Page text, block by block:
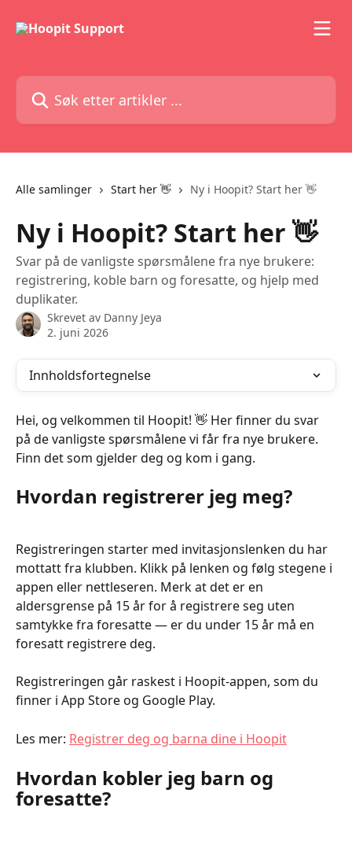
Søk etter artikler ...
Alle samlinger Start her 👋 Ny i Hoopit? Start her 👋
Ny i Hoopit? Start her 👋
Svar på de vanligste spørsmålene fra nye brukere:
registrering, koble barn og foresatte, og hjelp med
duplikater.
Skrevet av Danny Jeya
2. juni 2026
Innholdsfortegnelse
Hei, og velkommen til Hoopit! 👋 Her finner du svar
på de vanligste spørsmålene vi får fra nye brukere.
Finn det som gjelder deg og kom i gang.
Hvordan registrerer jeg meg?
Registreringen starter med invitasjonslenken du har
mottatt fra klubben. Klikk på lenken og følg stegene i
appen eller nettleseren. Merk at det er en
aldersgrense på 15 år for å registrere seg uten
samtykke fra foresatte — er du under 15 år må en
foresatt registrere deg.
Registreringen går raskest i Hoopit-appen, som du
finner i App Store og Google Play.
Les mer: Registrer deg og barna dine i Hoopit
Hvordan kobler jeg barn og
foresatte?